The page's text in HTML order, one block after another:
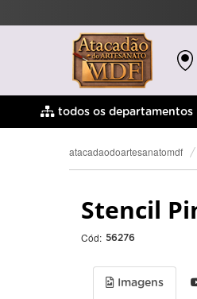
todos os departamentos
atacadaodoartesanatomdf
Stencil
Cód: 56276
Imagens